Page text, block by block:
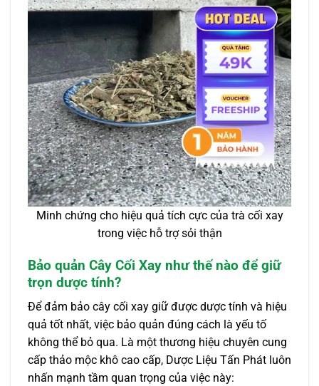
Minh chứng cho hiệu quả tích cực của trà cối xay
trong việc hỗ trợ sỏi thận
Bảo quản Cây Cối Xay như thế nào để giữ
trọn dược tính?
Để đảm bảo cây cối xay giữ được dược tính và hiệu
quả tốt nhất, việc bảo quản đúng cách là yếu tố
không thể bỏ qua. Là một thương hiệu chuyên cung
cấp thảo mộc khô cao cấp, Dược Liệu Tấn Phát luôn
nhấn mạnh tầm quan trọng của việc này: